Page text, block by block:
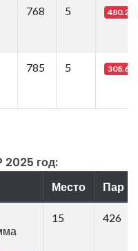
768 5 480.21
785 5 308.65
2025 год:
Место Пар
15 426